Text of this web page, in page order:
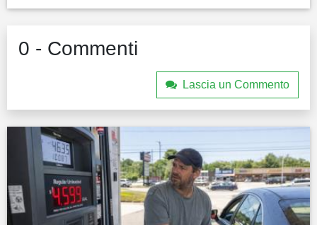
0 - Commenti
Lascia un Commento